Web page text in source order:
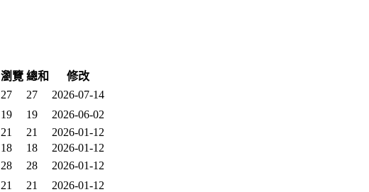
瀏覽 總和
修改
27 27
2026-07-14
19 19
2026-06-02
21 21
2026-01-12
18 18
2026-01-12
28 28
2026-01-12
21 21 2026-01-12